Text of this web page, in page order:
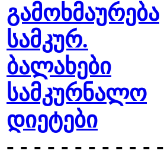
გამოხმაურება
სამკურ.
ბალახები
სამკურნალო
დიეტები
- - - - - - - - - - - -